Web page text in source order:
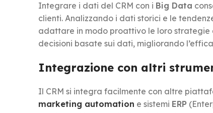
Integrare i dati del CRM con i Big Data
clienti. Analizzando i dati storici e le
adattare in modo proattivo le loro strategie
decisioni basate sui dati, migliorando
Integrazione con altri
Il CRM si integra facilmente con altre
marketing automation e sistemi ERP